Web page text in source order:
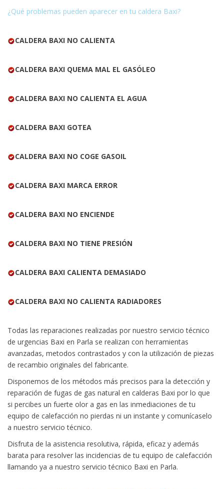
¿Qué problemas pueden aparecer en tu caldera Baxi?
CALDERA BAXI NO CALIENTA
CALDERA BAXI QUEMA MAL EL GASÓLEO
CALDERA BAXI NO CALIENTA EL AGUA
CALDERA BAXI GOTEA
CALDERA BAXI NO COGE GASOIL
CALDERA BAXI MARCA ERROR
CALDERA BAXI NO ENCIENDE
CALDERA BAXI NO TIENE PRESIÓN
CALDERA BAXI CALIENTA DEMASIADO
CALDERA BAXI NO CALIENTA RADIADORES
Todas las reparaciones realizadas por nuestro servicio técnico
de urgencias Baxi en Parla se realizan con herramientas
avanzadas, metodos contrastados y con la utilización de piezas
de recambio originales del fabricante.
Disponemos de los métodos más precisos para la detección y
reparación de fugas de gas natural en calderas Baxi por lo que
si percibes un fuerte olor a gas en las inmediaciones de tu
equipo de calefacción no pierdas ni un instante y comunícaselo
a nuestro servicio técnico.
Disfruta de la asistencia resolutiva, rápida, eficaz y además
barata para resolver las incidencias de tu equipo de calefacción
llamando ya a nuestro servicio técnico Baxi en Parla.